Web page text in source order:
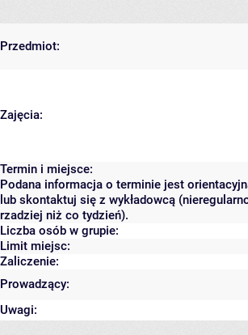
Przedmiot:
Zajęcia:
Termin i miejsce:
Podana informacja o terminie jest
lub skontaktuj się z wykładowcą
rzadziej niż co tydzień).
Liczba osób w grupie:
Limit miejsc:
Zaliczenie:
Prowadzący:
Uwagi: